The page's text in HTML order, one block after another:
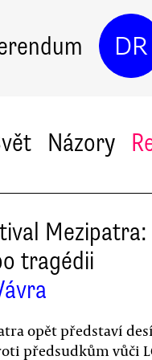
DR
Názory
Mezipatra:
tragédii
opět představí
předsudkům vůči